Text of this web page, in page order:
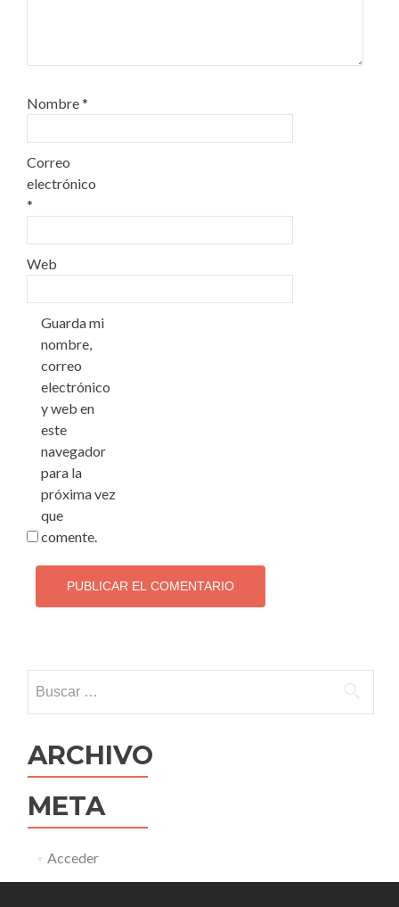
Nombre*
Correo
electrónico
*
Web
Guarda mi
nombre,
correo
electrónico
y web en
este
navegador
para la
próxima vez
que
comente.
ARCHIVO
META
Acceder